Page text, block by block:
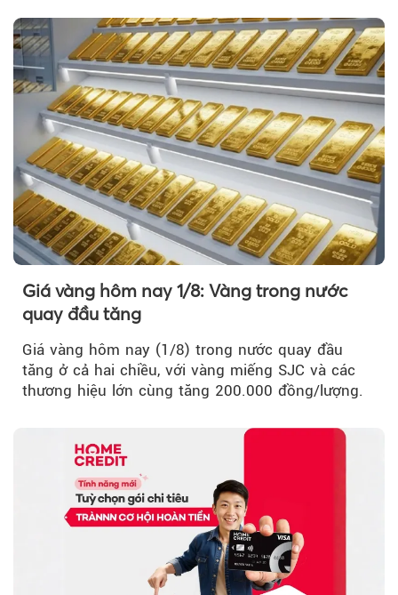
Giá vàng hôm nay 1/8: Vàng trong nước
quay đầu tăng
Giá vàng hôm nay (1/8) trong nước quay đầu
tăng ở cả hai chiều, với vàng miếng SJC và các
thương hiệu lớn cùng tăng 200.000 đồng/lượng.